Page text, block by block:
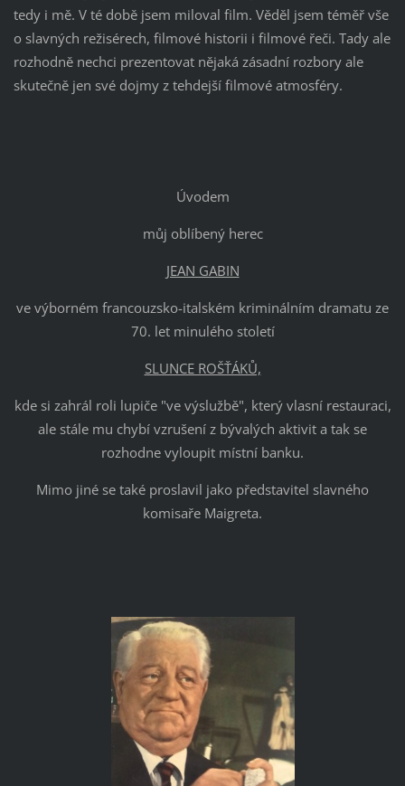
tedy i mě. V té době jsem miloval film. Věděl jsem téměř vše
o slavných režisérech, filmové historii i filmové řeči. Tady ale
rozhodně nechci prezentovat nějaká zásadní rozbory ale
skutečně jen své dojmy z tehdejší filmové atmosféry.
Úvodem
můj oblíbený herec
JEAN GABIN
ve výborném francouzsko-italském kriminálním dramatu ze
70. let minulého století
SLUNCE ROŠŤÁKŮ,
kde si zahrál roli lupiče "ve výslužbě", který vlasní restauraci,
ale stále mu chybí vzrušení z bývalých aktivit a tak se
rozhodne vyloupit místní banku.
Mimo jiné se také proslavil jako představitel slavného
komisaře Maigreta.